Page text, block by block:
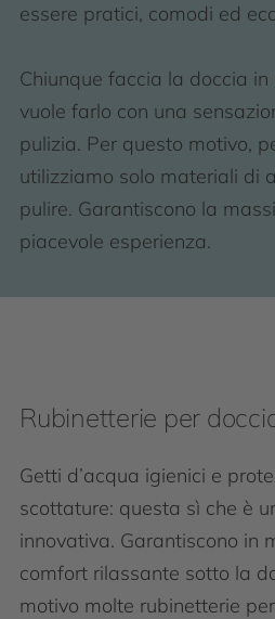
essere pratici, comodi ed
Chiunque faccia la doccia
vuole farlo con una
pulizia. Per questo motivo,
utilizziamo solo materiali di
pulire. Garantiscono la
piacevole esperienza.
Rubinetterie per
Getti d’acqua igienici e
scottature: questa sì che è
innovativa. Garantiscono in
comfort rilassante sotto la
motivo molte rubinetterie